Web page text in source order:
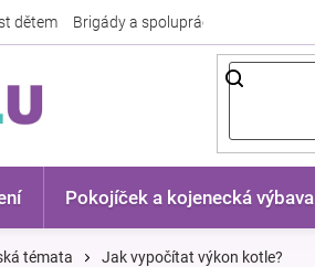
dětem Brigády a spolupráce
Pokojíček a kojenecká výbava
témata Jak vypočítat výkon kotle?